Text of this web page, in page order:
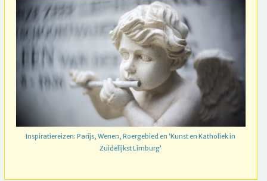
Inspiratiereizen: Parijs, Wenen, Roergebied en ‘Kunst en Katholiek in
Zuidelijkst Limburg’